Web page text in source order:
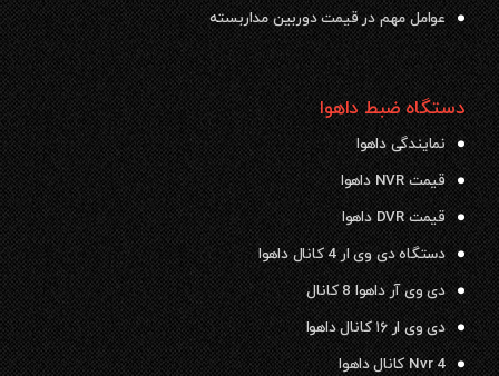
عوامل مهم در قیمت دوربین مداربسته
دستگاه ضبط داهوا
نمایندگی داهوا
قیمت NVR داهوا
قیمت DVR داهوا
دستگاه دی وی ار 4 کانال داهوا
دی وی آر داهوا 8 کانال
دی وی ار ۱۶ کانال داهوا
Nvr 4 کانال داهوا